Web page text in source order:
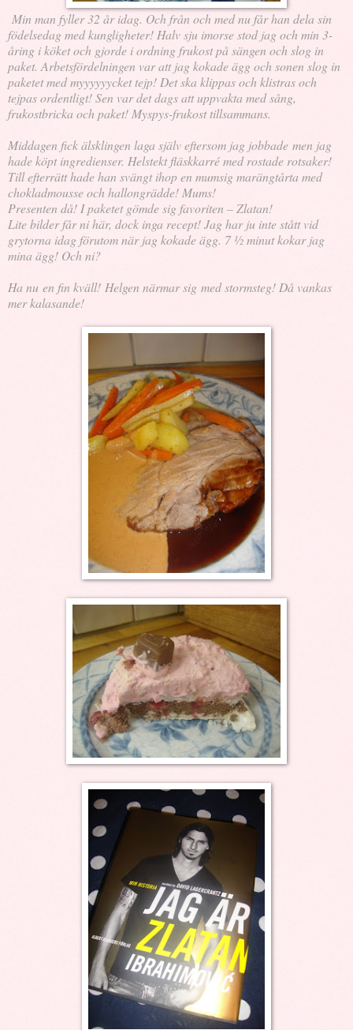
Min man fyller 32 år idag. Och från och med nu får han dela sin
födelsedag med kungligheter! Halv sju imorse stod jag och min 3-
åring i köket och gjorde i ordning frukost på sängen och slog in
paket. Arbetsfördelningen var att jag kokade ägg och sonen slog in
paketet med myyyyyycket tejp! Det ska klippas och klistras och
tejpas ordentligt! Sen var det dags att uppvakta med sång,
frukostbricka och paket! Myspys-frukost tillsammans.
Middagen fick älsklingen laga själv eftersom jag jobbade men jag
hade köpt ingredienser. Helstekt fläskkarré med rostade rotsaker!
Till efterrätt hade han svängt ihop en mumsig marängtårta med
chokladmousse och hallongrädde! Mums!
Presenten då! I paketet gömde sig favoriten – Zlatan!
Lite bilder får ni här, dock inga recept! Jag har ju inte stått vid
grytorna idag förutom när jag kokade ägg. 7 ½ minut kokar jag
mina ägg! Och ni?
Ha nu en fin kväll! Helgen närmar sig med stormsteg! Då vankas
mer kalasande!